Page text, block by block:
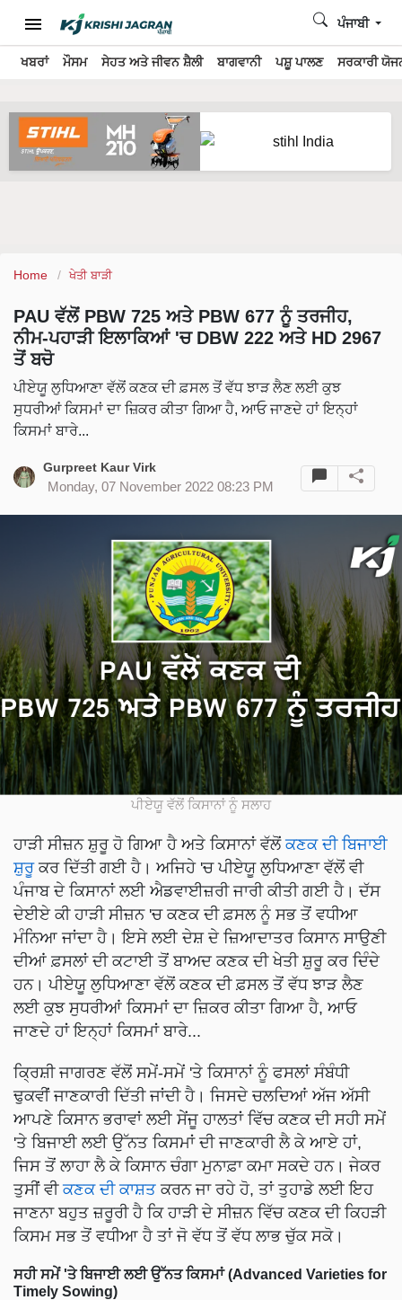
ਖਬਰਾਂ ਮੌਸਮ ਸੇਹਤ ਅਤੇ ਜੀਵਨ ਸ਼ੈਲੀ ਬਾਗਵਾਨੀ ਪਸ਼ੂ ਪਾਲਣ ਸਰਕਾਰੀ
ਪੰਜਾਬੀ
Home ਖੇਤੀ ਬਾੜੀ
PAU ਵੱਲੋਂ PBW 725 ਅਤੇ PBW 677 ਨੂੰ ਤਰਜੀਹ,
ਨੀਮ-ਪਹਾੜੀ ਇਲਾਕਿਆਂ 'ਚ DBW 222 ਅਤੇ HD 2967
ਤੋਂ ਬਚੋ
ਪੀਏਯੂ ਲੁਧਿਆਣਾ ਵੱਲੋਂ ਕਣਕ ਦੀ ਫ਼ਸਲ ਤੋਂ ਵੱਧ ਝਾੜ ਲੈਣ ਲਈ ਕੁਝ
ਸੁਧਰੀਆਂ ਕਿਸਮਾਂ ਦਾ ਜ਼ਿਕਰ ਕੀਤਾ ਗਿਆ ਹੈ, ਆਓ ਜਾਣਦੇ ਹਾਂ ਇਨ੍ਹਾਂ
ਕਿਸਮਾਂ ਬਾਰੇ...
Gurpreet Kaur Virk
Monday, 07 November 2022 08:23 PM
ਪੀਏਯੂ ਵੱਲੋਂ ਕਿਸਾਨਾਂ ਨੂੰ ਸਲਾਹ
ਹਾੜੀ ਸੀਜ਼ਨ ਸ਼ੁਰੂ ਹੋ ਗਿਆ ਹੈ ਅਤੇ ਕਿਸਾਨਾਂ ਵੱਲੋਂ ਕਣਕ ਦੀ ਬਿਜਾਈ
ਸ਼ੁਰੂਕਰ ਦਿੱਤੀ ਗਈ ਹੈ। ਅਜਿਹੇ 'ਚ ਪੀਏਯੂ ਲੁਧਿਆਣਾ ਵੱਲੋਂ ਵੀ
ਪੰਜਾਬ ਦੇ ਕਿਸਾਨਾਂ ਲਈ ਐਡਵਾਈਜ਼ਰੀ ਜਾਰੀ ਕੀਤੀ ਗਈ ਹੈ। ਦੱਸ
ਦੇਈਏ ਕੀ ਹਾੜੀ ਸੀਜ਼ਨ 'ਚ ਕਣਕ ਦੀ ਫ਼ਸਲ ਨੂੰ ਸਭ ਤੋਂ ਵਧੀਆ
ਮੰਨਿਆ ਜਾਂਦਾ ਹੈ। ਇਸੇ ਲਈ ਦੇਸ਼ ਦੇ ਜ਼ਿਆਦਾਤਰ ਕਿਸਾਨ ਸਾਉਣੀ
ਦੀਆਂ ਫ਼ਸਲਾਂ ਦੀ ਕਟਾਈ ਤੋਂ ਬਾਅਦ ਕਣਕ ਦੀ ਖੇਤੀ ਸ਼ੁਰੂ ਕਰ ਦਿੰਦੇ
ਹਨ। ਪੀਏਯੂ ਲੁਧਿਆਣਾ ਵੱਲੋਂ ਕਣਕ ਦੀ ਫ਼ਸਲ ਤੋਂ ਵੱਧ ਝਾੜ ਲੈਣ
ਲਈ ਕੁਝ ਸੁਧਰੀਆਂ ਕਿਸਮਾਂ ਦਾ ਜ਼ਿਕਰ ਕੀਤਾ ਗਿਆ ਹੈ, ਆਓ
ਜਾਣਦੇ ਹਾਂ ਇਨ੍ਹਾਂ ਕਿਸਮਾਂ ਬਾਰੇ...
ਕ੍ਰਿਸ਼ੀ ਜਾਗਰਣ ਵੱਲੋਂ ਸਮੇਂ-ਸਮੇਂ 'ਤੇ ਕਿਸਾਨਾਂ ਨੂੰ ਫਸਲਾਂ ਸੰਬੰਧੀ
ਢੁਕਵੀਂ ਜਾਣਕਾਰੀ ਦਿੱਤੀ ਜਾਂਦੀ ਹੈ। ਜਿਸਦੇ ਚਲਦਿਆਂ ਅੱਜ ਅੱਸੀ
ਆਪਣੇ ਕਿਸਾਨ ਭਰਾਵਾਂ ਲਈ ਸੇਂਜੂ ਹਾਲਤਾਂ ਵਿੱਚ ਕਣਕ ਦੀ ਸਹੀ ਸਮੇਂ
'ਤੇ ਬਿਜਾਈ ਲਈ ਉੱਨਤ ਕਿਸਮਾਂ ਦੀ ਜਾਣਕਾਰੀ ਲੈ ਕੇ ਆਏ ਹਾਂ,
ਜਿਸ ਤੋਂ ਲਾਹਾ ਲੈ ਕੇ ਕਿਸਾਨ ਚੰਗਾ ਮੁਨਾਫ਼ਾ ਕਮਾ ਸਕਦੇ ਹਨ। ਜੇਕਰ
ਤੁਸੀਂ ਵੀ ਕਣਕ ਦੀ ਕਾਸ਼ਤ ਕਰਨ ਜਾ ਰਹੇ ਹੋ, ਤਾਂ ਤੁਹਾਡੇ ਲਈ ਇਹ
ਜਾਣਨਾ ਬਹੁਤ ਜ਼ਰੂਰੀ ਹੈ ਕਿ ਹਾੜੀ ਦੇ ਸੀਜ਼ਨ ਵਿੱਚ ਕਣਕ ਦੀ ਕਿਹੜੀ
ਕਿਸਮ ਸਭ ਤੋਂ ਵਧੀਆ ਹੈ ਤਾਂ ਜੋ ਵੱਧ ਤੋਂ ਵੱਧ ਲਾਭ ਚੁੱਕ ਸਕੋ।
ਸਹੀ ਸਮੇਂ 'ਤੇ ਬਿਜਾਈ ਲਈ ਉੱਨਤ ਕਿਸਮਾਂ (Advanced Varieties for
Timely Sowing)